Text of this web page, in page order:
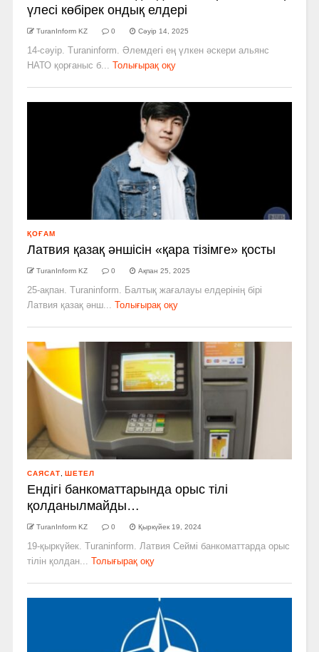
үлесі көбірек ондық елдері
TuranInform KZ 0 Сәуір 14, 2025
14-сәуір. Turaninform. Әлемдегі ең үлкен әскери альянс
НАТО қорғаныс б...
Толығырақ оқу
ҚОҒАМ
Латвия қазақ әншісін «қара тізімге» қосты
TuranInform KZ 0 Ақпан 25, 2025
25-ақпан. Turaninform. Балтық жағалауы елдерінің бірі
Латвия қазақ әнш...
Толығырақ оқу
САЯСАТ ШЕТЕЛ
Ендігі банкоматтарында орыс тілі
қолданылмайды…
TuranInform KZ 0 Қыркүйек 19, 2024
19-қыркүйек. Turaninform. Латвия Сеймі банкоматтарда орыс
тілін қолдан...
Толығырақ оқу